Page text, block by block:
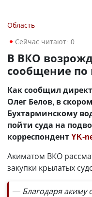
Область
Сейчас читают: 0
В ВКО
сообщение по
Как сообщил
Олег Белов, в
Бухтарминскому
пойти суда на
корреспондентYK-
Акиматом ВКО
закупки крылатых
— Благодаря акиму